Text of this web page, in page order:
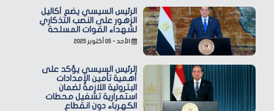
الرئيس السيسي يضع أكاليل
الزهور على النصب التذكاري
لشهداء القوات المسلحة
الأحد - ٠٥ أكتوبر ٢٠٢٥
الرئيس السيسي يؤكد على
أهمية تأمين الإمدادات
البترولية اللازمة لضمان
استمرارية تشغيل محطات
الكهرباء دون انقطاع